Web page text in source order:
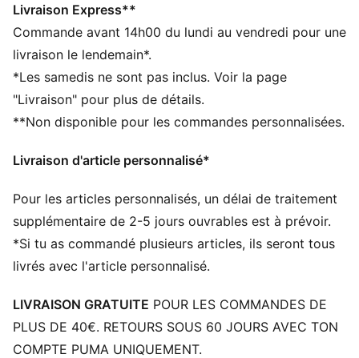
La tige des chaussures est composée d’au moins 20 %
de matériaux recyclés
FIT : tige FUZIONFIT³ pour un fit adaptatif qui
SKILL : couche texturée en mesh haute densité avec
revêtement GripControl Pro, pour une meilleure
adhérence et un meilleur contrôle du ballon
mouvements agiles à 360 degrés
Tige avec une couche hautement élastique, avec un
effet « seconde peau » pour s'adapter parfaitement à
la forme du pied
Fuzionpods sur la tige pour protéger le pied sans
restreindre la liberté de mouvement
FG : peut être utilisé sur des sols fermes
Livraison Express**
Commande avant 14h00 du lundi au vendredi pour une
livraison le lendemain*.
*Les samedis ne sont pas inclus. Voir la page
"Livraison" pour plus de détails.
**Non disponible pour les commandes personnalisées.
Livraison d'article personnalisé*
Pour les articles personnalisés, un délai de traitement
supplémentaire de 2-5 jours ouvrables est à prévoir.
*Si tu as commandé plusieurs articles, ils seront tous
livrés avec l'article personnalisé.
LIVRAISON GRATUITE POUR LES COMMANDES DE
PLUS DE 40€. RETOURS SOUS 60 JOURS AVEC TON
COMPTE PUMA UNIQUEMENT.